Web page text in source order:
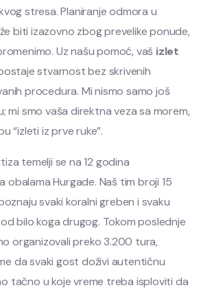
stresa. Planiranje odmora u
biti izazovno zbog prevelike ponude,
Uz našu pomoć, vaš izlet
stvarnost bez skrivenih
procedura. Mi nismo samo još
mi smo vaša direktna veza sa morem,
“izleti iz prve ruke”.
temelji se na 12 godina
obalama Hurgade. Naš tim broji 15
svaki koralni greben i svaku
bilo koga drugog. Tokom poslednje
organizovali preko 3.200 tura,
da svaki gost doživi autentičnu
tačno u koje vreme treba isploviti da